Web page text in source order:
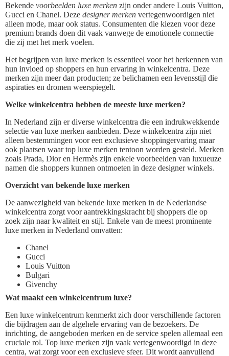
Bekende voorbeelden luxe merken zijn onder andere Louis Vuitton,
Gucci en Chanel. Deze designer merken vertegenwoordigen niet
alleen mode, maar ook status. Consumenten die kiezen voor deze
premium brands doen dit vaak vanwege de emotionele connectie
die zij met het merk voelen.
Het begrijpen van luxe merken is essentieel voor het herkennen van
hun invloed op shoppers en hun ervaring in winkelcentra. Deze
merken zijn meer dan producten; ze belichamen een levensstijl die
aspiraties en dromen weerspiegelt.
Welke winkelcentra hebben de meeste luxe merken?
In Nederland zijn er diverse winkelcentra die een indrukwekkende
selectie van luxe merken aanbieden. Deze winkelcentra zijn niet
alleen bestemmingen voor een exclusieve shoppingervaring maar
ook plaatsen waar top luxe merken tentoon worden gesteld. Merken
zoals Prada, Dior en Hermès zijn enkele voorbeelden van luxueuze
namen die shoppers kunnen ontmoeten in deze designer winkels.
Overzicht van bekende luxe merken
De aanwezigheid van bekende luxe merken in de Nederlandse
winkelcentra zorgt voor aantrekkingskracht bij shoppers die op
zoek zijn naar kwaliteit en stijl. Enkele van de meest prominente
luxe merken in Nederland omvatten:
Chanel
Gucci
Louis Vuitton
Bulgari
Givenchy
Wat maakt een winkelcentrum luxe?
Een luxe winkelcentrum kenmerkt zich door verschillende factoren
die bijdragen aan de algehele ervaring van de bezoekers. De
inrichting, de aangeboden merken en de service spelen allemaal een
cruciale rol. Top luxe merken zijn vaak vertegenwoordigd in deze
centra, wat zorgt voor een exclusieve sfeer. Dit wordt aanvullend